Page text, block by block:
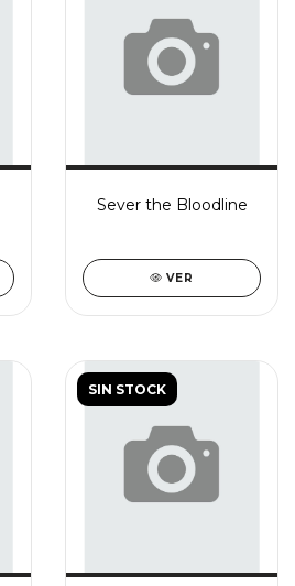
Sever the Bloodline
VER
SIN STOCK